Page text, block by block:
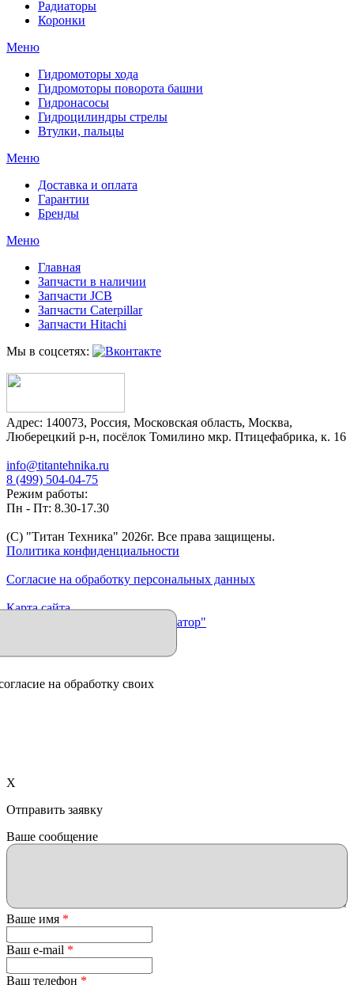
Радиаторы
Коронки
Меню
Гидромоторы хода
Гидромоторы поворота башни
Гидронасосы
Гидроцилиндры стрелы
Втулки, пальцы
Меню
Доставка и оплата
Гарантии
Бренды
Меню
Главная
Запчасти в наличии
Запчасти JCB
Запчасти Caterpillar
Запчасти Hitachi
Мы в соцсетях:
Адрес: 140073, Россия, Московская область, Москва,
Люберецкий р-н, посёлок Томилино мкр. Птицефабрика, к. 16
info@titantehnika.ru
8 (499) 504-04-75
Режим работы:
Пн - Пт: 8.30-17.30
(C) "Титан Техника" 2026г. Все права защищены.
Политика конфиденциальности
Согласие на обработку персональных данных
Карта сайта
Продвижение сайта "Иллюминатор"
на обработку своих
X
Отправить заявку
Ваше сообщение
Ваше имя *
Ваш e-mail *
Ваш телефон *